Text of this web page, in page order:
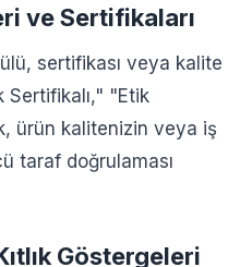
ve Sertifikaları
sertifikası veya kalite
"Etik
ürün kalitenizin veya iş
taraf doğrulaması
Göstergeleri